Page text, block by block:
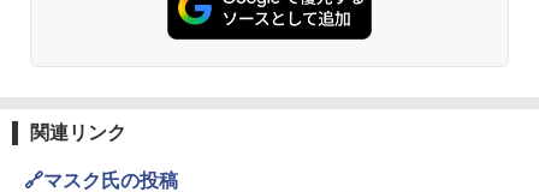
関連リンク
🔗マスク氏の投稿